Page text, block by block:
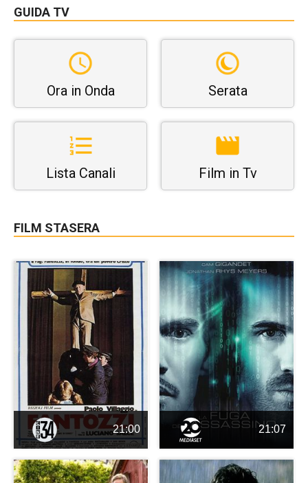
GUIDA TV
Ora in Onda Serata
Lista Canali Film in Tv
FILM STASERA
21:00 21:07